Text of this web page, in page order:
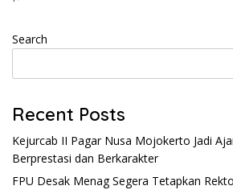
Search
Recent Posts
Kejurcab II Pagar Nusa Mojokerto Jadi
Berprestasi dan Berkarakter
FPU Desak Menag Segera Tetapkan